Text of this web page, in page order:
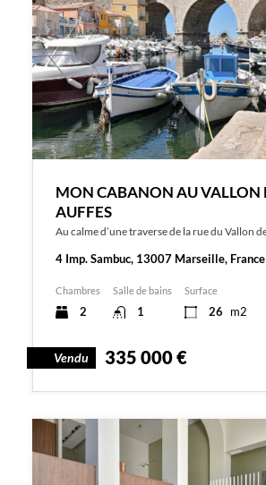
MON CABANON AU VALLON
AUFFES
Au calme d’une traverse de la rue du Vallon
4 Imp. Sambuc, 13007 Marseille, France
Chambres
2
Salle de bains
1
Surface
26 m2
Vendu 335 000 €